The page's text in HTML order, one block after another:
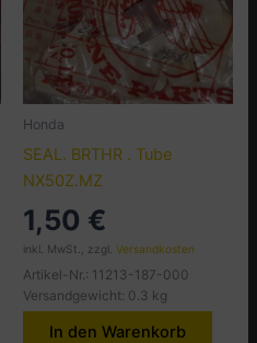
Honda
SEAL. BRTHR . Tube
NX50Z.MZ
1,50 €
inkl. MwSt., zzgl. Versandkosten
Artikel-Nr.: 11213-187-000
Versandgewicht: 0.3 kg
In den Warenkorb